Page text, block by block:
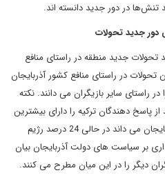
در دور جدید دانسته اند.
دور جدید تحولات
تحولات جدید منطقه در راستای منافع
34 درصد نیز این تحولات در راستای منافع کشور آذربایجان
راستای سایر بازیگران می دانند. نکته
دیگر این است که 57 درصد از پاسخ دهندگان ترکیه را دارای بیشترین
تاثیرگذاری بر سیاست های دولت آذربایجان می داند در حالی 24 درصد رژیم
بر سیاست های دولت آذربایجان بیان
دیگر را در این میان مطرح می کنند.